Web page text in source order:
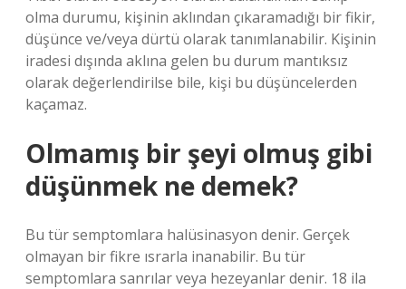
olma durumu, kişinin aklından çıkaramadığı bir fikir,
düşünce ve/veya dürtü olarak tanımlanabilir. Kişinin
iradesi dışında aklına gelen bu durum mantıksız
olarak değerlendirilse bile, kişi bu düşüncelerden
kaçamaz.
Olmamış bir şeyi olmuş gibi
düşünmek ne demek?
Bu tür semptomlara halüsinasyon denir. Gerçek
olmayan bir fikre ısrarla inanabilir. Bu tür
semptomlara sanrılar veya hezeyanlar denir. 18 ila